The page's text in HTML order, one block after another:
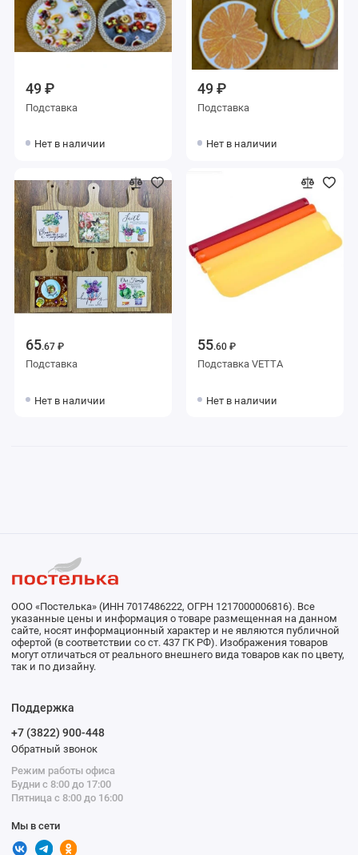
49 ₽
Подставка
Нет в наличии
49 ₽
Подставка
Нет в наличии
65.67 ₽
Подставка
Нет в наличии
55.60 ₽
Подставка VETTA
Нет в наличии
ООО «Постелька» (ИНН 7017486222, ОГРН 1217000006816). Все
указанные цены и информация о товаре размещенная на данном
сайте, носят информационный характер и не являются публичной
офертой (в соответствии со ст. 437 ГК РФ). Изображения товаров
могут отличаться от реального внешнего вида товаров как по цвету,
так и по дизайну.
Поддержка
+7 (3822) 900-448
Обратный звонок
Режим работы офиса
Будни с 8:00 до 17:00
Пятница с 8:00 до 16:00
Мы в сети